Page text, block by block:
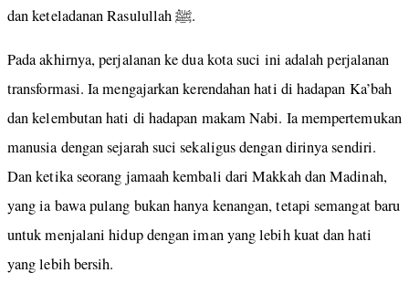
dan keteladanan Rasulullah ﷺ.
Pada akhirnya, perjalanan ke dua kota suci ini adalah perjalanan
transformasi. Ia mengajarkan kerendahan hati di hadapan Ka’bah
dan kelembutan hati di hadapan makam Nabi. Ia mempertemukan
manusia dengan sejarah suci sekaligus dengan dirinya sendiri.
Dan ketika seorang jamaah kembali dari Makkah dan Madinah,
yang ia bawa pulang bukan hanya kenangan, tetapi semangat baru
untuk menjalani hidup dengan iman yang lebih kuat dan hati
yang lebih bersih.